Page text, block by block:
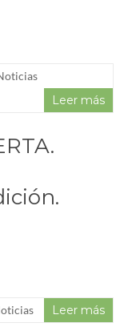
Leer más
Leer más